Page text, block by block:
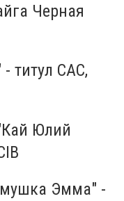
Черная
CAC,
Юлий
Эмма" -